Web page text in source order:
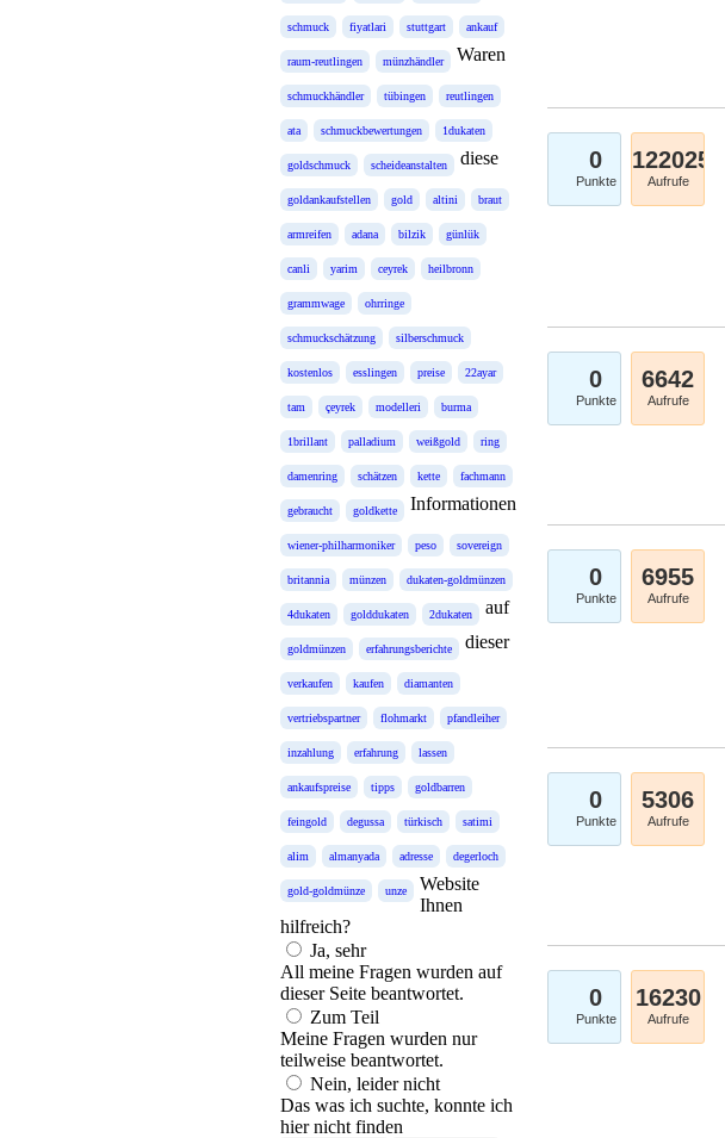
schmuck fiyatlari stuttgart ankauf
raum-reutlingen münzhändler
schmuckhändler tübingen reutlingen
ata schmuckbewertungen 1dukaten
goldschmuck scheideanstalten
goldankaufstellen gold altini braut
armreifen adana bilzik günlük
canli yarim ceyrek heilbronn
grammwage ohrringe
schmuckschätzung silberschmuck
kostenlos esslingen preise 22ayar
tam çeyrek modelleri burma
1brillant palladium weißgold ring
damenring schätzen kette fachmann
gebraucht goldkette
wiener-philharmoniker peso sovereign
britannia münzen dukaten-goldmünzen
4dukaten golddukaten 2dukaten
goldmünzen erfahrungsberichte
verkaufen kaufen diamanten
vertriebspartner flohmarkt pfandleiher
inzahlung erfahrung lassen
ankaufspreise tipps goldbarren
feingold degussa türkisch satimi
alim almanyada adresse degerloch
gold-goldmünze unze
Waren
diese
Informationen
auf
dieser
Website
Ihnen
hilfreich?
Ja, sehr
All meine Fragen wurden auf
dieser Seite beantwortet.
Zum Teil
Meine Fragen wurden nur
teilweise beantwortet.
Nein, leider nicht
Das was ich suchte, konnte ich
hier nicht finden
0
Punkte
122025
Aufrufe
0
Punkte
6642
Aufrufe
0
Punkte
6955
Aufrufe
0
Punkte
5306
Aufrufe
0
Punkte
16230
Aufrufe